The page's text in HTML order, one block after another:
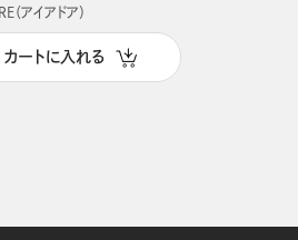
（アイアドア）
カートに入れる